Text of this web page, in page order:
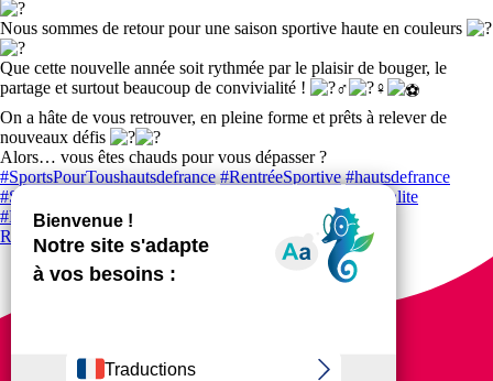
Nous sommes de retour pour une saison sportive haute en couleurs
Que cette nouvelle année soit rythmée par le plaisir de bouger, le
partage et surtout beaucoup de convivialité !
On a hâte de vous retrouver, en pleine forme et prêts à relever de
nouveaux défis
Alors… vous êtes chauds pour vous dépasser ?
#SportsPourToushautsdefrance #RentréeSportive #hautsdefrance
#SportPourTous
#Convivialite
#PlaisirDeFaireDuSport
Retour aux actualités